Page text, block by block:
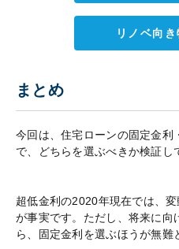
リノベ向
まとめ
今回は、住宅ローンの固定金利
で、どちらを選ぶべきか検証し
超低金利の2020年現在では、
が事実です。ただし、将来に向
ら、固定金利を選ぶほうが無難